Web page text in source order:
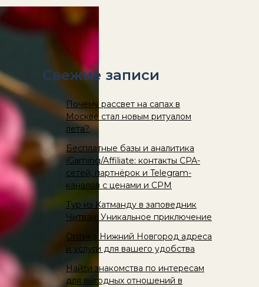
Свежие записи
Почему рассвет на сапах в
Москве стал новым ритуалом
лета?
Бесплатные базы и аналитика
iGaming/Affiliate: контакты CPA-
сетей, партнёрок и Telegram-
каналов с ценами и CPM
Тур из Катманду в заповедник
Читван: Уникальное приключение
Оптика Нижний Новгород адреса
и услуги для вашего удобства
Найти знакомства по интересам
для выгодных отношений в